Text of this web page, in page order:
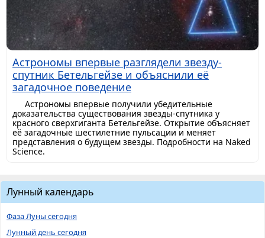
Астрономы впервые разглядели звезду-
спутник Бетельгейзе и объяснили её
загадочное поведение
Астрономы впервые получили убедительные
доказательства существования звезды-спутника у
красного сверхгиганта Бетельгейзе. Открытие объясняет
её загадочные шестилетние пульсации и меняет
представления о будущем звезды. Подробности на Naked
Science.
Лунный календарь
Фаза Луны сегодня
Лунный день сегодня